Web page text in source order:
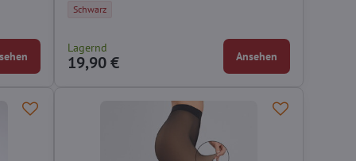
- Farbe:
DEN Lores - Farbe:
Luxuriöse Ouvertstrumpfhose GLAMOUR 80 DEN Amour - Farbe:
Schwarz
Lagernd
19,90 € Ansehen